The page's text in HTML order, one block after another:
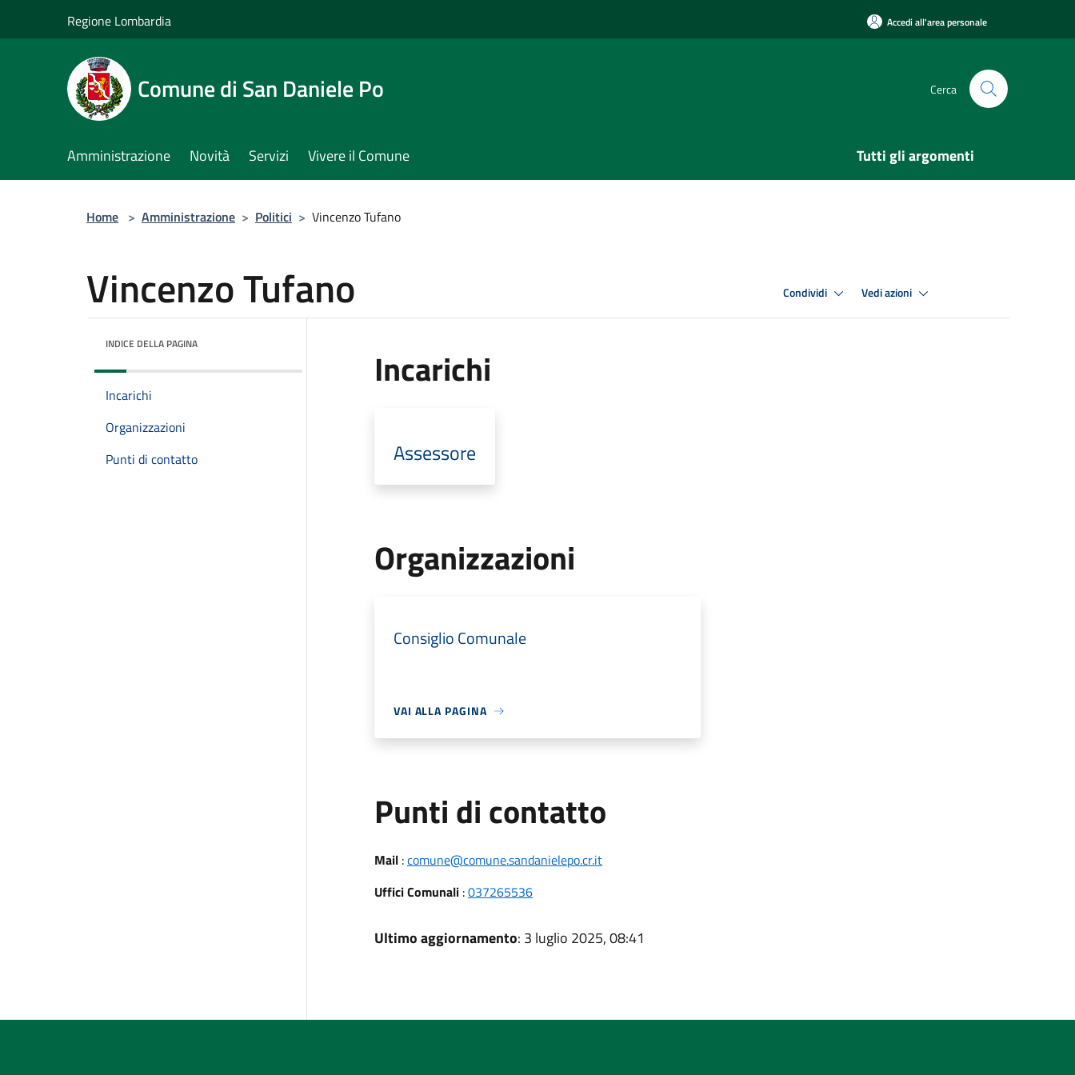
Regione Lombardia Accedi all'area personale
Comune di San Daniele Po Cerca
Amministrazione Novità Servizi Vivere il Comune Tutti gli argomenti
Home > Amministrazione > Politici > Vincenzo Tufano
Vincenzo Tufano Condividi Vedi azioni
INDICE DELLA PAGINA
Incarichi
Organizzazioni
Punti di contatto
Incarichi
Assessore
Organizzazioni
Consiglio Comunale
VAI ALLA PAGINA
Punti di contatto
Mail:comune@comune.sandanielepo.cr.it
Uffici Comunali:037265536
Ultimo aggiornamento: 3 luglio 2025, 08:41